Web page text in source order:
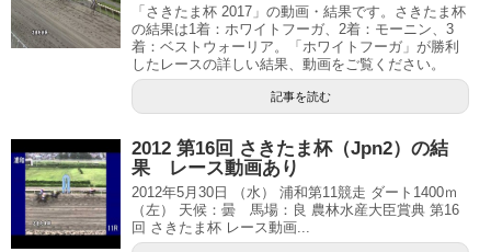
「さきたま杯 2017」の動画・結果です。さきたま杯
の結果は1着：ホワイトフーガ、2着：モーニン、3
着：ベストウォーリア。「ホワイトフーガ」が勝利
したレースの詳しい結果、動画をご覧ください。
記事を読む
2012 第16回 さきたま杯（Jpn2）の結
果 レース動画あり
2012年5月30日 （水） 浦和第11競走 ダート1400ｍ
（左） 天候：曇 馬場：良 農林水産大臣賞典 第16
回 さきたま杯 レース動画...